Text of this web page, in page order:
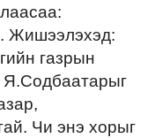
Жишээлэхэд:
газрын
Я.Содбаатарыг
Чи энэ хорыг